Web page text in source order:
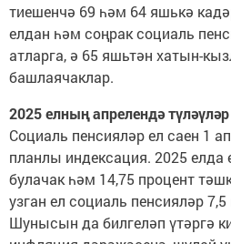
тиешенчә 69 һәм 64 яшькә
елдан һәм соңрак социаль
атларга, ә 65 яшьтән хатын-
башлаячаклар.
2025 елның апрелендә
Социаль пенсияләр ел саен 1
планлы индексация. 2025
булачак һәм 14,75 процент
узган ел социаль пенсияләр
Шунысын да билгеләп үтәргә